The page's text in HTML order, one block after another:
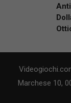
Marchese 10,